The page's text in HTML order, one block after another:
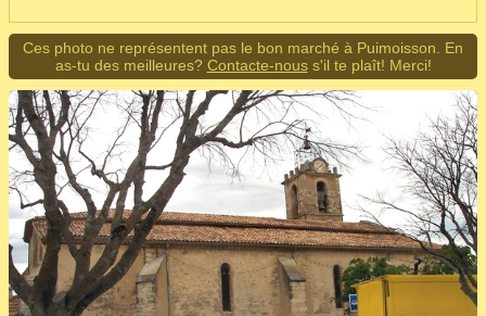
Ces photo ne représentent pas le bon marché à Puimoisson. En
as-tu des meilleures? Contacte-nouss'il te plaît! Merci!